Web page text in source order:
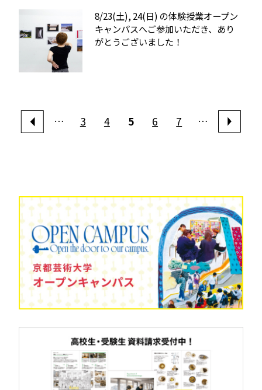
8/23(土), 24(日) の体験授業オープン
キャンパスへご参加いただき、あり
がとうございました！
… 3 4 5 6 7 …